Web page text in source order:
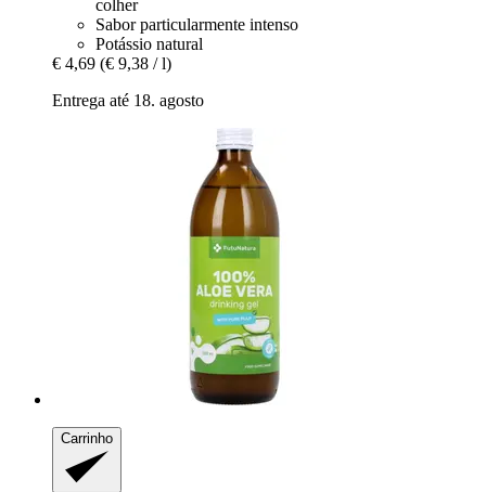
colher
Sabor particularmente intenso
Potássio natural
€ 4,69 (€ 9,38 / l)
Entrega até 18. agosto
Carrinho